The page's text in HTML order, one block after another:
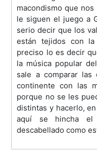
macondismo que
le siguen el juego a
serio decir que los
están tejidos con
preciso lo es decir
la música popular
sale a comparar las
continente con las
porque no se les
distintas y hacerlo,
aquí se hincha el
descabellado como